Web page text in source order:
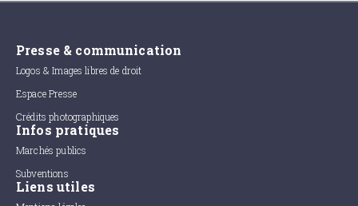
Presse & communication
Logos & Images libres de droit
Espace Presse
Crédits photographiques
Infos pratiques
Marchés publics
Subventions
Liens utiles